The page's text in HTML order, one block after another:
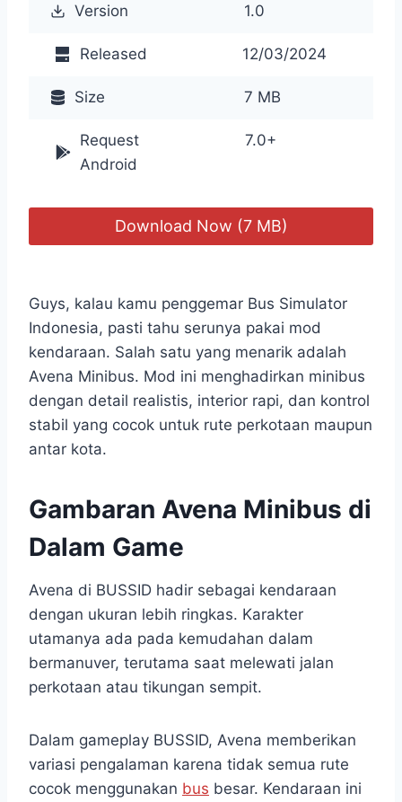
Version 1.0
Released 12/03/2024
Size 7 MB
Request
Android
7.0+
Download Now (7 MB)
Guys, kalau kamu penggemar Bus Simulator
Indonesia, pasti tahu serunya pakai mod
kendaraan. Salah satu yang menarik adalah
Avena Minibus. Mod ini menghadirkan minibus
dengan detail realistis, interior rapi, dan kontrol
stabil yang cocok untuk rute perkotaan maupun
antar kota.
Gambaran Avena Minibus di
Dalam Game
Avena di BUSSID hadir sebagai kendaraan
dengan ukuran lebih ringkas. Karakter
utamanya ada pada kemudahan dalam
bermanuver, terutama saat melewati jalan
perkotaan atau tikungan sempit.
Dalam gameplay BUSSID, Avena memberikan
variasi pengalaman karena tidak semua rute
cocok menggunakan bus besar. Kendaraan ini